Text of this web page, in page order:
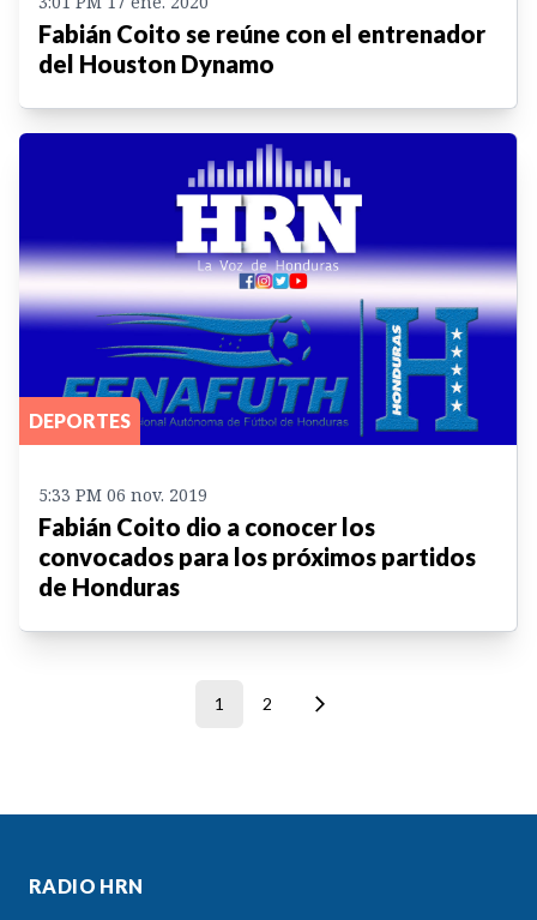
Fabián Coito se reúne con el entrenador
del Houston Dynamo
DEPORTES
5:33 PM 06 nov. 2019
Fabián Coito dio a conocer los
convocados para los próximos partidos
de Honduras
1 2
RADIO HRN